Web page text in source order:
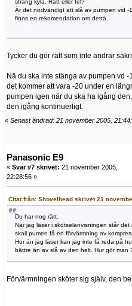
sträng kyla. Rätt eller fel?
Är det nödvändigt att slå av pumpen vid -
finns en rekomendation om detta.
Tycker du gör rätt som inte ändrar
Nä du ska inte stänga av pumpen vd
det kommer att vara -20 under en
pumpen igen när du ska ha igång
den igång kontinuerligt.
« Senast ändrad: 21 november 2005,
Panasonic E9
« Svar #7 skrivet: 21 november 2005,
22:28:56 »
Citat från: Shovelhead skrivet 21
Du har nog rätt.
När jag läser i skötselanvisningen står
skall pumen få en förvärmning av
Hur än jag läser kan jag inte få reda på
bättre än av slå av den helt. Hur gör man
Förvärmningen sköter sig själv, den